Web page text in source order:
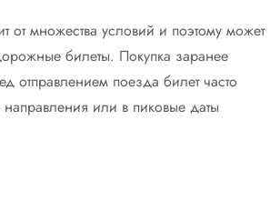
от множества условий и поэтому может
билеты. Покупка заранее
поезда билет часто
или в пиковые даты